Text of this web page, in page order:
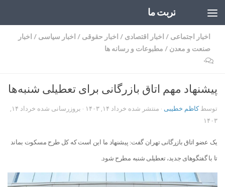
تربت ما
اخبار اجتماعی / اخبار اقتصادی / اخبار حقوقی / اخبار سیاسی / اخبار
صنعت و معدن / مطبوعات و رسانه ها
۰
پیشنهاد مهم اتاق بازرگانی برای تعطیلی شنبه‌ها
توسطکاظم خطیبی · منتشر شده خرداد ۱۴, ۱۴۰۳ · بروزرسانی شده
خرداد ۱۴,
۱۴۰۳
یک عضو اتاق بازرگانی تهران گفت: پیشنهاد ما این است که کل طرح مسکوت بماند
تا با گفتگو‌های جدید، تعطیلی شنبه مطرح شود.